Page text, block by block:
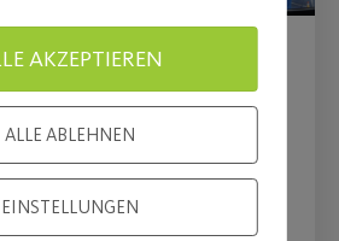
im
mit 40 €
zusätzlich deine
AKZEPTIEREN
ALLE ABLEHNEN
EINSTELLUNGEN